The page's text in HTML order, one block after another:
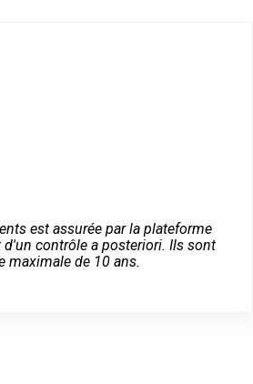
est assurée par la plateforme
contrôle a posteriori. Ils sont
maximale de 10 ans.